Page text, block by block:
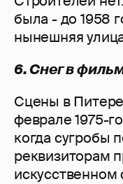
была - до 1958
нынешняя
6. Снег в
Сцены в
феврале 1975-
когда сугробы
реквизиторам
искусственном